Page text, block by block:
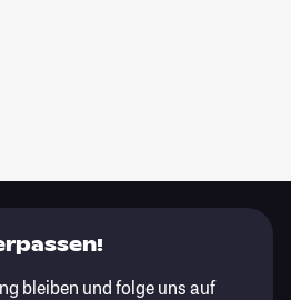
bleiben und folge uns auf